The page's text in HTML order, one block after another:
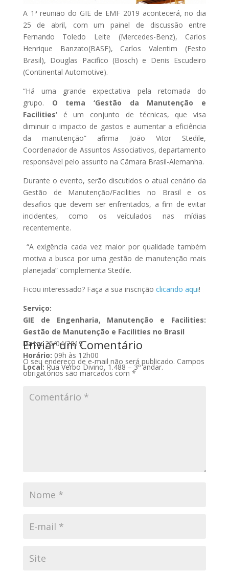
A 1ª reunião do GIE de EMF 2019 acontecerá, no dia
25 de abril, com um painel de discussão entre
Fernando Toledo Leite (Mercedes-Benz), Carlos
Henrique Banzato(BASF), Carlos Valentim (Festo
Brasil), Douglas Pacifico (Bosch) e Denis Escudeiro
(Continental Automotive).
“Há uma grande expectativa pela retomada do
grupo. O tema ‘Gestão da Manutenção e
Facilities’é um conjunto de técnicas, que visa
diminuir o impacto de gastos e aumentar a eficiência
da manutenção” afirma João Vitor Stedile,
Coordenador de Assuntos Associativos, departamento
responsável pelo assunto na Câmara Brasil-Alemanha.
Durante o evento, serão discutidos o atual cenário da
Gestão de Manutenção/Facilities no Brasil e os
desafios que devem ser enfrentados, a fim de evitar
incidentes, como os veículados nas mídias
recentemente.
“A exigência cada vez maior por qualidade também
motiva a busca por uma gestão de manutenção mais
planejada” complementa Stedile.
Ficou interessado? Faça a sua inscrição clicando aqui!
Serviço:
GIE de Engenharia, Manutenção e Facilities:
Gestão de Manutenção e Facilities no Brasil
Data:25/04/2019
Horário: 09h às 12h00
Local:Rua Verbo Divino, 1.488 – 3º andar.
Enviar um Comentário
O seu endereço de e-mail não será publicado. Campos
obrigatórios são marcados com *